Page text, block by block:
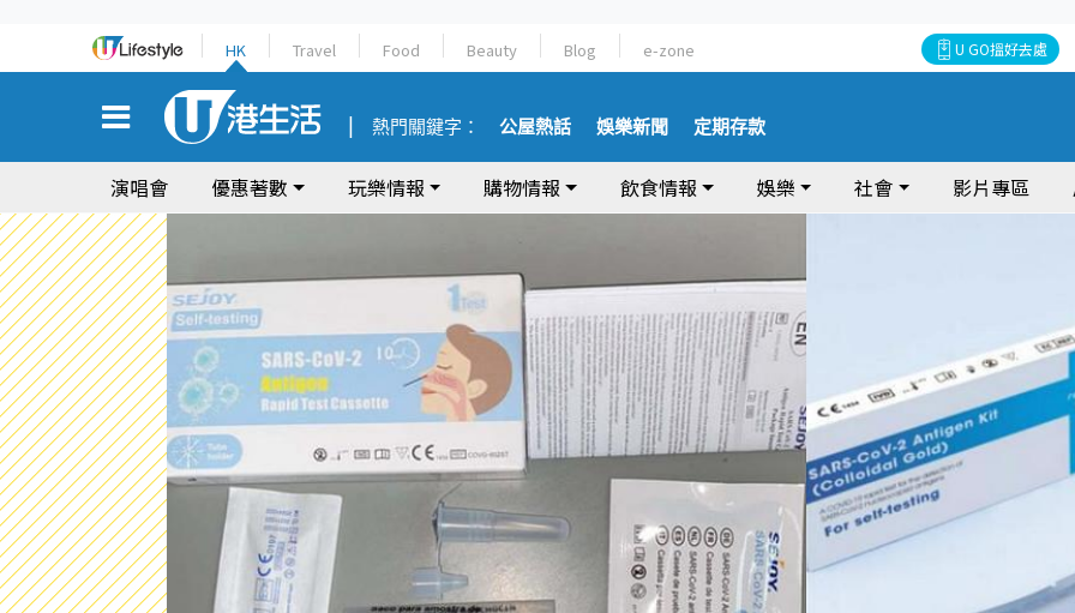
HK Travel Food Beauty Blog e-zone U GO搵好去處
熱門關鍵字： 公屋熱話 娛樂新聞 定期存款
演唱會 優惠著數 玩樂情報 購物情報 飲食情報 娛樂 社會 影片專區